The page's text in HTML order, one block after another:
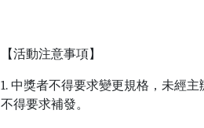
【活動注意事項】
1. 中獎者不得要求變更規格，未經
不得要求補發。